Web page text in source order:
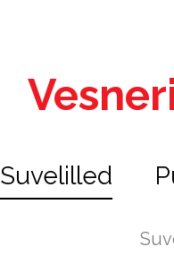
Suvelilled